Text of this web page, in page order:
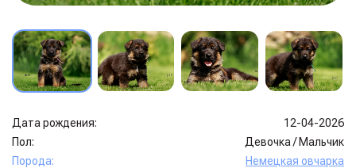
Дата рождения:
12-04-2026
Пол:
Девочка / Мальчик
Порода:
Немецкая овчарка